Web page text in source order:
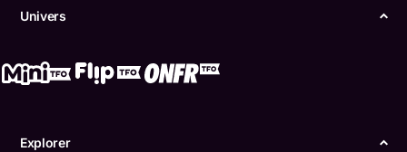
Univers
Explorer
ONFR
Conditions d'utilisation